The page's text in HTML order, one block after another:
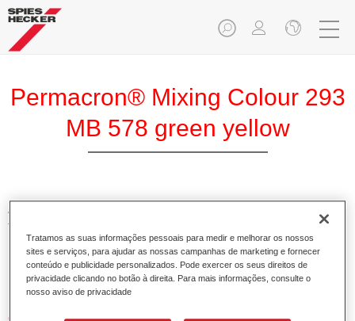
Permacron® Mixing Colour 293
MB 578 green yellow
A Base Permacron 293 torna possível preparar cores para
todos os sistemas de verniz sobre base utilizando a Base
Bicamada convencional e de alta qualidade Permacron.
Pode ser aplicada universalmente em todos os veículos
ligeiros, comerciais e autocarros.
Tratamos as suas informações pessoais para medir e melhorar os nossos
sites e serviços, para ajudar as nossas campanhas de marketing e fornecer
conteúdo e publicidade personalizados. Pode exercer os seus direitos de
privacidade clicando no botão à direita. Para mais informações, consulte o
nosso aviso de privacidade